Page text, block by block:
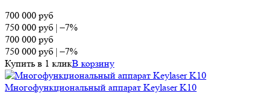
700 000 руб
750 000 руб |–7%
700 000 руб
750 000 руб |–7%
Купить в 1 кликВ корзину
Многофункциональный аппарат Keylaser K10